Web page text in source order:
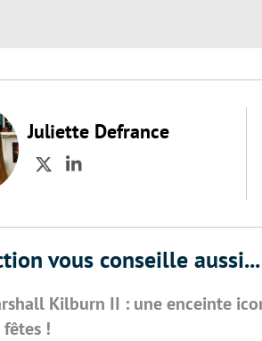
Juliette Defrance
TwitterLinkedIn
vous conseille aussi...
Kilburn II : une enceinte
fêtes !